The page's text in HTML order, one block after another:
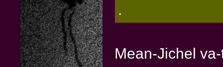
.
Mean-Jichel